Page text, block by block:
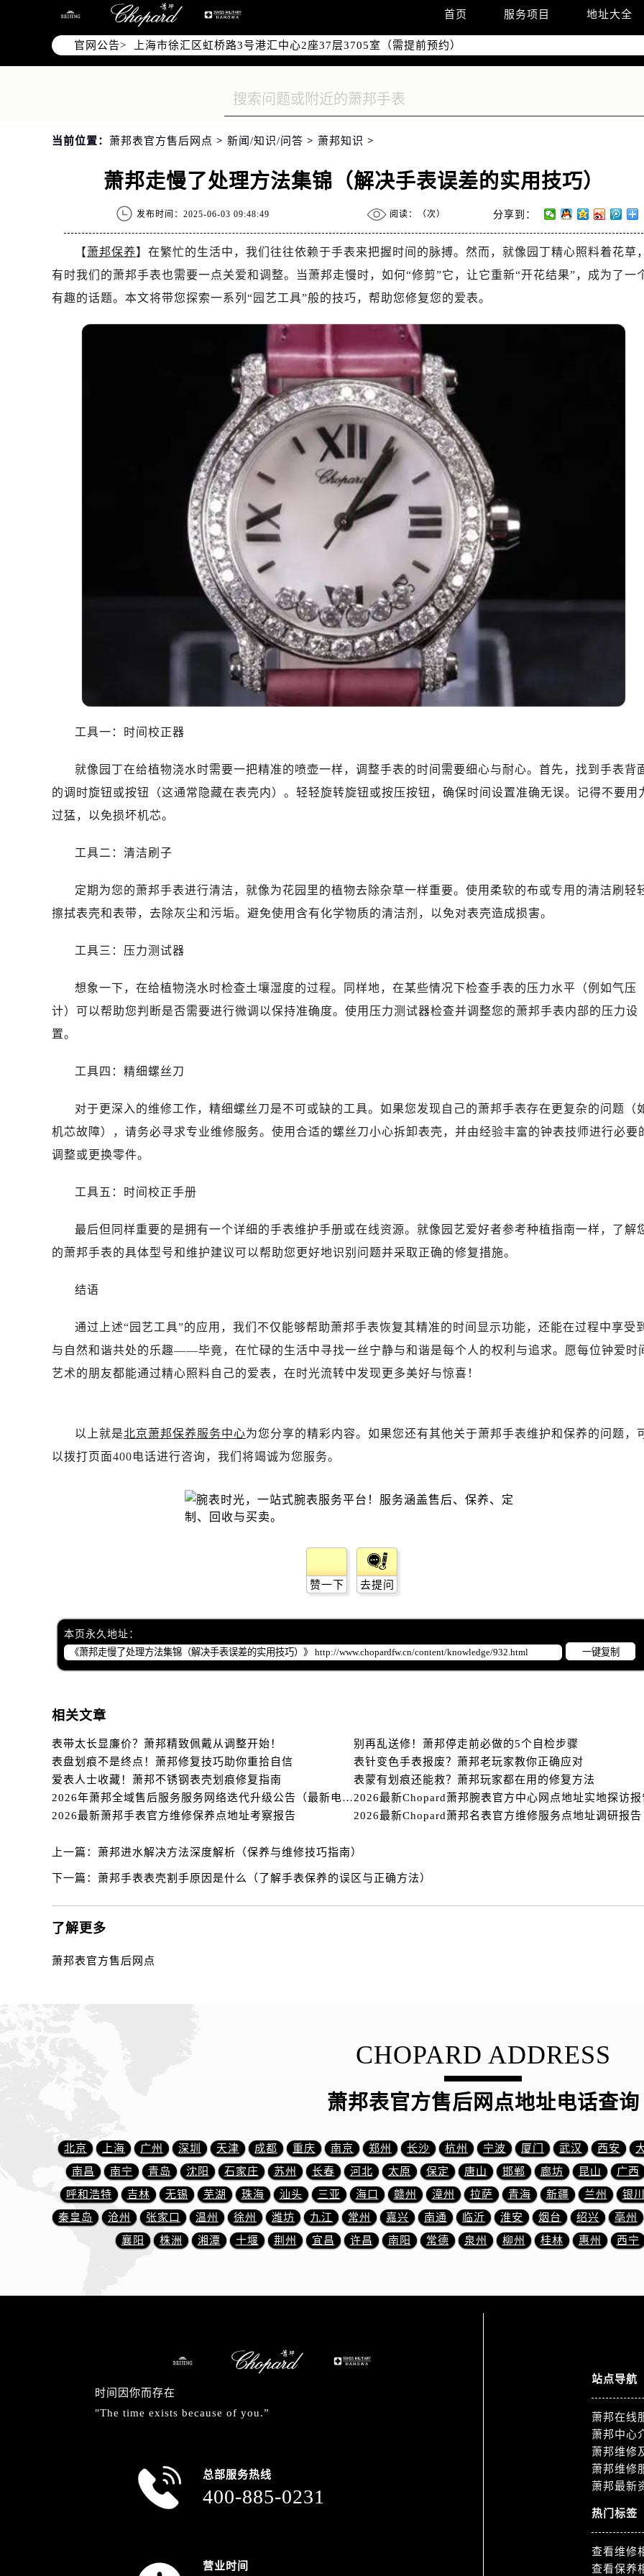
首页 服务项目 地址大全
官网公告>
北京市朝阳区建国门外大街甲6号华熙国际中心D座11层1102室（需提前预约）
天津市和平区赤峰道136号天津国际金融中心26层2603室（需提前预约）
上海市徐汇区虹桥路3号港汇中心2座37层3705室（需提前预约）
上海市黄浦区南京东路299号宏伊国际广场写字楼8层806室（需提前预约）
常州市新北区龙锦路1590号现代传媒中心5号楼10层1008室（需提前预约）
扬州市邗江区国展路29号星耀天地写字楼1号楼18层1803室（需提前预约）
泰州市海陵区永定东路399号置地商务中心东塔（华润万象城）17层1706室（需提前预约）
宁波市江北区大闸南路500号来福士广场办公楼20层2009室（需提前预约）
金华市金东区东市南街777号金华万达广场4号楼22楼2209室（需提前预约）
绍兴市越城区胜利东路379号世茂天际中心写字楼8层805室（需提前预约）
南昌市红谷滩新区红谷中大道998号绿地双子塔（中央广场）A1座办公楼14层14-07室（需提前预约
济南市历下区经十路11111号华润中心写字楼（万象城）15层1508室（需提前预约）
广州市天河区天河路230号万菱汇国际中心A塔7层704室（需提前预约）
广州市越秀区环市东路371-375号世界贸易中心大厦南塔15层1507室（需提前预约）
深圳市罗湖区深南东路5001号华润大厦17层1701室（需提前预约）
惠州市惠城区江北文昌一路7号华贸大厦（华贸天地）1座30层30-05室（需提前预约）
厦门市思明区湖滨东路95号万象城华润大厦B座11层1104室（需提前预约）
福州市晋安区竹屿路6号东二环泰禾广场2号楼5层509室（需提前预约）
成都市锦江区人民东路6号SAC东原中心24层2406B室（需提前预约）
重庆市江北区观音桥步行街2号融恒时代广场9层902室（需提前预约）
长沙市芙蓉区建湘路393号世茂环球金融中心写字楼10层1013室（需提前预约）
郑州市二七区民主路10号华润大厦29层2905室（需提前预约）
太原市迎泽区迎泽街道解放路15号亨得利名表维修授权店3楼（需提前预约）
沈阳市沈河区中街路137号亨得利名表维修授权店1楼（需提前预约）
沈阳市沈河区中街路83号亨得利名表维修授权店1楼（需提前预约）
乌鲁木齐市天山区红山路26号时代广场（CCMALL）C座17层17-B（需提前预约）
温州市鹿城区锦绣路1067号置信广场10层1015室（需提前预约）
哈尔滨市南岗区东大直街146号上和置地广场金座12层1214室（需提前预约）
大连市中山区人民路15号国际金融大厦7层G室（需提前预约）
佛山市禅城区季华五路57号万科金融中心C座12层1205室（需提前预约）
东莞市东城街道鸿福东路1号民盈国贸中心T1写字楼9层907室（需提前预约）
无锡市梁溪区人民中路139号恒隆广场写字楼1座11层1104室（需提前预约）
苏州市苏州工业园区星港街199号苏州中心办公楼C座22层08室（需提前预约）
武汉市江汉区解放大道686号世界贸易大厦38层09室（需提前预约）
南宁市青秀区金湖路59号地王大厦12楼1224室（需提前预约）
泉州市丰泽区宝洲路729号浦西万达中心写字楼A座7楼709室（需提前预约）
烟台市芝罘区胜利路139号万达金融中心A座907室（需提前预约）
长春市朝阳区西安大路727号中银大厦A座(旺进大厦)18层09室（需提前预约）
昆明市盘龙区北京路928号同德昆明广场写字楼10层06室（需提前预约）
西安市碑林区南关正街88号华侨城长安国际中心E座6楼10室（需提前预约）
海口市龙华区金贸东路5号海口华润大厦B座17层1707室（需提前预约）
黑龙江省鹤岗市向阳区红军路萧邦售后服务中心（需提前预约）
黑龙江省鸡西市鸡冠区红军路萧邦售后服务中心（需提前预约）
黑龙江省佳木斯市向阳区长安路萧邦售后服务中心（需提前预约）
黑龙江省牡丹江市东安区太平路萧邦售后服务中心（需提前预约）
黑龙江省齐齐哈尔市龙沙区龙华路萧邦售后服务中心（需提前预约）
黑龙江省绥化市北林区新华街与康庄路交叉口萧邦售后服务中心（需提前预约）
黑龙江省伊春市伊美区通河路萧邦售后服务中心（需提前预约）
吉林省辽源市龙山区人民大街萧邦售后服务中心（需提前预约）
吉林省梅河口市新华街道梅河大街萧邦售后服务中心（需提前预约）
吉林省四平市铁东区紫气大路与南九经街交汇处萧邦售后服务中心（需提前预约）
吉林省延边市延吉市解放路萧邦售后服务中心（需提前预约）
辽宁省鞍山市铁东区站前街萧邦售后服务中心（需提前预约）
辽宁省朝阳市双塔区新华路萧邦售后服务中心（需提前预约）
辽宁省丹东市振兴区七经街萧邦售后服务中心（需提前预约）
辽宁省阜新市海州区解放大街萧邦售后服务中心（需提前预约）
辽宁省葫芦岛市连山区中央路萧邦售后服务中心（需提前预约）
辽宁省锦州市古塔区中央大街萧邦售后服务中心（需提前预约）
辽宁省铁岭市银州区南马路萧邦售后服务中心（需提前预约）
辽宁省营口市站前区市府路与渤海大街交叉口萧邦售后服务中心（需提前预约）
北京市朝阳区建国门外大街甲6号华熙国际中心D座11层1102室萧邦售后服务中心（需提前预约）
北京市东城区东长安街1号王府井东方广场W3座6层602室萧邦售后服务中心（需提前预约）
河北省保定市竞秀区朝阳北大街北国先天下萧邦售后服务中心（需提前预约）
内蒙古自治区阿拉善盟市左旗土尔扈特大街萧邦售后服务中心（需提前预约）
内蒙古自治区巴彦淖尔市临河区新华街萧邦售后服务中心（需提前预约）
内蒙古自治区赤峰市红山区哈达街萧邦售后服务中心（需提前预约）
内蒙古自治区鄂尔多斯市东胜区伊金霍洛街萧邦售后服务中心（需提前预约）
内蒙古自治区乌兰察布市集宁区恩和大街萧邦售后服务中心（需提前预约）
山西省晋中市榆次区顺城街萧邦售后服务中心（需提前预约）
山西省吕梁市离石区永宁中路与建设街交叉口萧邦售后服务中心（需提前预约）
山西省忻州市忻府区和平东街与七一南路交叉口萧邦售后服务中心（需提前预约）
山西省阳泉市郊区平阳东街与新城大道交叉口萧邦售后服务中心（需提前预约）
山西省运城市盐湖区河东街萧邦售后服务中心（需提前预约）
山西省长治市潞州区英雄中路萧邦售后服务中心（需提前预约）
山西省太原市迎泽区迎泽街道解放路15号亨得利名表维修授权店3楼萧邦售后服务中心（需提前预约
天津市和平区赤峰道136号天津国际金融中心26层2603室萧邦售后服务中心（需提前预约）
安徽省亳州市谯城区魏武大道萧邦售后服务中心（需提前预约）
安徽省阜阳市颍州区颍州北路萧邦售后服务中心（需提前预约）
安徽省淮南市田家庵区国庆中路萧邦售后服务中心（需提前预约）
安徽省黄山市屯溪区黄山西路萧邦售后服务中心（需提前预约）
安徽省宿州市埇桥区人民中路萧邦售后服务中心（需提前预约）
安徽省铜陵市铜官区石城大道萧邦售后服务中心（需提前预约）
福建省龙岩市新罗区九一南路萧邦售后服务中心（需提前预约）
当前位置： 萧邦表官方售后网点 > 新闻/知识/问答 > 萧邦知识 >
萧邦走慢了处理方法集锦（解决手表误差的实用技巧）
发布时间：2025-06-03 09:48:49 阅读：（次） 分享到：
【萧邦保养】在繁忙的生活中，我们往往依赖于手表来把握时间的脉搏。然而，就像园丁精心照料着花草
有时我们的萧邦手表也需要一点关爱和调整。当萧邦走慢时，如何“修剪”它，让它重新“开花结果”，成为了一
有趣的话题。本文将带您探索一系列“园艺工具”般的技巧，帮助您修复您的爱表。
工具一：时间校正器
就像园丁在给植物浇水时需要一把精准的喷壶一样，调整手表的时间需要细心与耐心。首先，找到手表背
的调时旋钮或按钮（这通常隐藏在表壳内）。轻轻旋转旋钮或按压按钮，确保时间设置准确无误。记得不要用
过猛，以免损坏机芯。
工具二：清洁刷子
定期为您的萧邦手表进行清洁，就像为花园里的植物去除杂草一样重要。使用柔软的布或专用的清洁刷轻
擦拭表壳和表带，去除灰尘和污垢。避免使用含有化学物质的清洁剂，以免对表壳造成损害。
工具三：压力测试器
想象一下，在给植物浇水时检查土壤湿度的过程。同样地，在某些情况下检查手表的压力水平（例如气压
计）可以帮助您判断是否需要进行微调以保持准确度。使用压力测试器检查并调整您的萧邦手表内部的压力设
置。
工具四：精细螺丝刀
对于更深入的维修工作，精细螺丝刀是不可或缺的工具。如果您发现自己的萧邦手表存在更复杂的问题（
机芯故障），请务必寻求专业维修服务。使用合适的螺丝刀小心拆卸表壳，并由经验丰富的钟表技师进行必要
调整或更换零件。
工具五：时间校正手册
最后但同样重要的是拥有一个详细的手表维护手册或在线资源。就像园艺爱好者参考种植指南一样，了解
的萧邦手表的具体型号和维护建议可以帮助您更好地识别问题并采取正确的修复措施。
结语
通过上述“园艺工具”的应用，我们不仅能够帮助萧邦手表恢复其精准的时间显示功能，还能在过程中享受
与自然和谐共处的乐趣——毕竟，在忙碌的生活中寻找一丝宁静与和谐是每个人的权利与追求。愿每位钟爱时
艺术的朋友都能通过精心照料自己的爱表，在时光流转中发现更多美好与惊喜！
以上就是北京萧邦保养服务中心为您分享的精彩内容。如果您还有其他关于萧邦手表维护和保养的问题，
以拨打页面400电话进行咨询，我们将竭诚为您服务。
赞一下 去提问
本页永久地址：
一键复制
相关文章
表带太长显廉价？萧邦精致佩戴从调整开始！
别再乱送修！萧邦停走前必做的5个自检步骤
表盘划痕不是终点！萧邦修复技巧助你重拾自信
表针变色手表报废？萧邦老玩家教你正确应对
爱表人士收藏！萧邦不锈钢表壳划痕修复指南
表蒙有划痕还能救？萧邦玩家都在用的修复方法
2026年萧邦全域售后服务服务网络迭代升级公告（最新电话及地址）2026最新Chopard萧邦腕表官方中心网点地址实地探访报
2026最新萧邦手表官方维修保养点地址考察报告
2026最新Chopard萧邦名表官方维修服务点地址调研报告
上一篇： 萧邦进水解决方法深度解析（保养与维修技巧指南）
下一篇： 萧邦手表表壳割手原因是什么（了解手表保养的误区与正确方法）
了解更多
萧邦表官方售后网点
CHOPARD ADDRESS
萧邦表官方售后网点地址电话查询
北京 上海 广州 深圳 天津 成都 重庆 南京 郑州 长沙 杭州 宁波 厦门 武汉 西安
南昌
南宁 青岛 沈阳 石家庄 苏州 长春 河北 太原 保定 唐山 邯郸 廊坊 昆山
广西
呼和浩特
吉林 无锡 芜湖 珠海 汕头 三亚 海口 赣州 漳州 拉萨 青海 新疆 兰州
银
秦皇岛
沧州 张家口 温州 徐州 潍坊 九江 常州 嘉兴 南通 临沂 淮安 烟台 绍兴
亳州
襄阳
株洲 湘潭 十堰 荆州 宜昌 许昌 南阳 常德 泉州 柳州 桂林 惠州 西宁
时间因你而存在
"The time exists because of you.”
总部服务热线
400-885-0231
营业时间
站点导航
萧邦在线
萧邦中心
萧邦维修
萧邦维修
萧邦最新
热门标签
查看维修
查看保养